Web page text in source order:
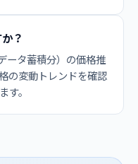
？
ータ蓄積分）の価格推
の変動トレンドを確認
す。